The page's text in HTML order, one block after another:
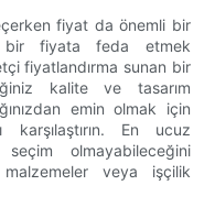
fiyat da önemli bir
bir fiyata feda etmek
fiyatlandırma sunan bir
kalite ve tasarım
emin olmak için
karşılaştırın. En ucuz
olmayabileceğini
veya işçilik